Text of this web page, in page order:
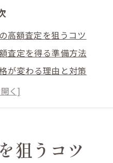
高額査定を狙うコツ
査定を得る準備方法
が変わる理由と対策
いための重要ポイント
キギター売却をスムーズに
めの相馬市ガイド
の安心ポイント解説
狙うコツ